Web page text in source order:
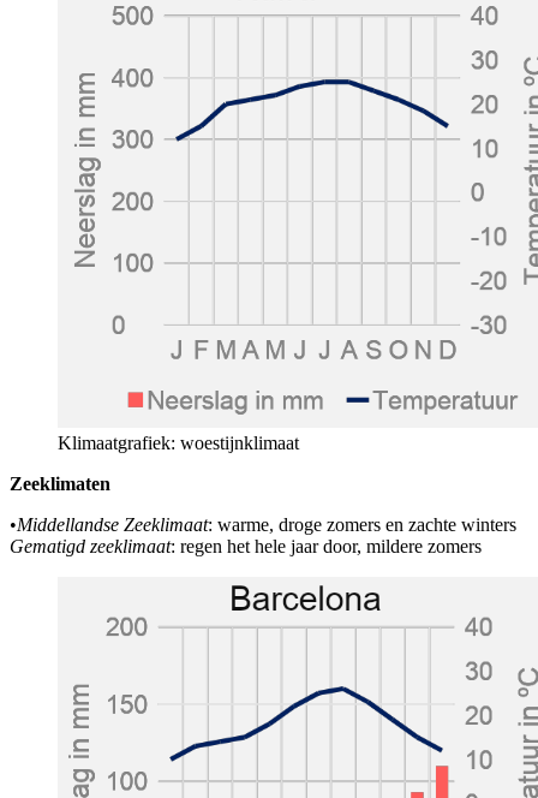
Klimaatgrafiek: woestijnklimaat
Zeeklimaten
•Middellandse Zeeklimaat: warme, droge zomers en zachte winters
Gematigd zeeklimaat: regen het hele jaar door, mildere zomers